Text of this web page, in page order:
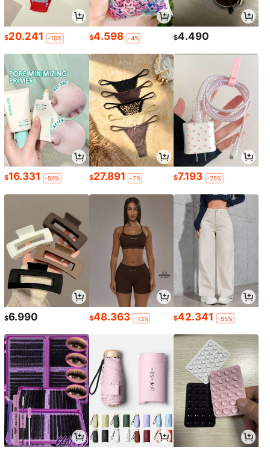
$20.241 -10% $4.598 -4% $4.490
$16.331 -50% $27.891 -7% $7.193 -25%
$6.990 $48.363 -13% $42.341 -55%